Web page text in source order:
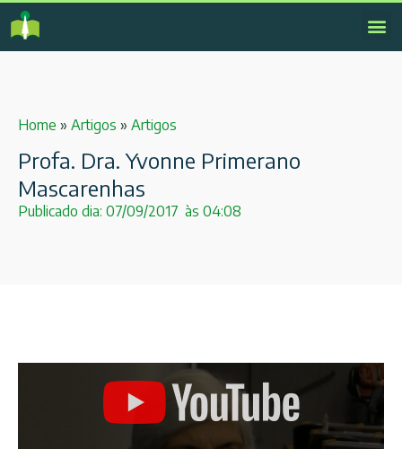
Home » Artigos » Artigos
Profa. Dra. Yvonne Primerano
Mascarenhas
Publicado dia: 07/09/2017 às 04:08